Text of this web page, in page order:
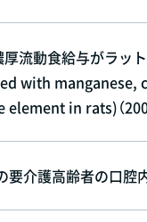
厚流動食給与がラ
with
in rats)（
介護高齢者の口腔内